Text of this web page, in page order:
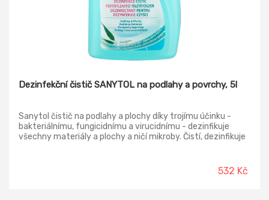
Dezinfekční čistič SANYTOL na podlahy a povrchy, 5l
Sanytol čistič na podlahy a plochy díky trojímu účinku -
bakteriálnímu, fungicidnímu a virucidnímu - dezinfikuje
všechny materiály a plochy a ničí mikroby. Čistí, dezinfikuje
532 Kč